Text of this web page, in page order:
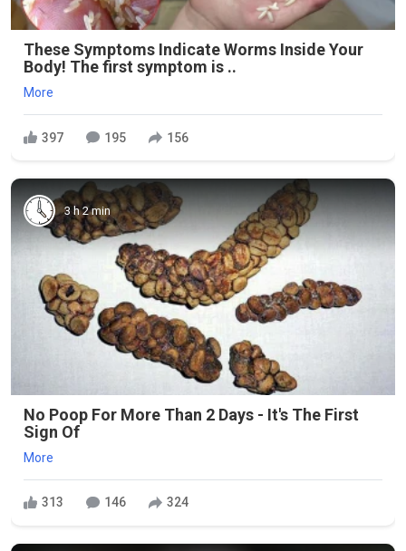
These Symptoms Indicate Worms Inside Your
Body! The first symptom is ..
More
397 195 156
3 h 2 min
No Poop For More Than 2 Days - It's The First
Sign Of
More
313 146 324